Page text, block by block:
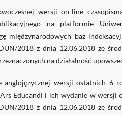
wersji on-line
na platformie
międzynarodowych baz
2018 z dnia 12.06.2018 ze
na działalność
anglojęzycznej wersji ostatnich 6
Educandi i ich wydanie w wersji
2018 z dnia 12.06.2018 ze